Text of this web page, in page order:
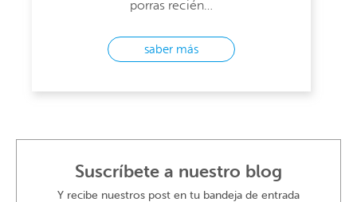
porras recién…
saber más
Suscríbete a nuestro blog
Y recibe nuestros post en tu bandeja de entrada